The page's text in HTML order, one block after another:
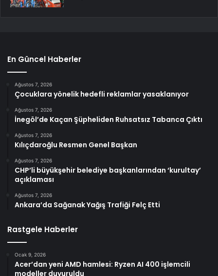
En Güncel Haberler
Ağustos 7, 2026
Çocuklara yönelik hedefli reklamlar yasaklanıyor
Ağustos 7, 2026
İnegöl’de Kaçan Şüpheliden Ruhsatsız Tabanca Çıktı
Ağustos 7, 2026
Kılıçdaroğlu Resmen Genel Başkan
Ağustos 7, 2026
CHP’li büyükşehir belediye başkanlarından ‘kurultay’
açıklaması
Ağustos 7, 2026
Ankara’da Sağanak Yağış Trafiği Felç Etti
Rastgele Haberler
Ocak 9, 2026
Acer’dan yeni AMD hamlesi: Ryzen AI 400 işlemcili
modeller duyuruldu